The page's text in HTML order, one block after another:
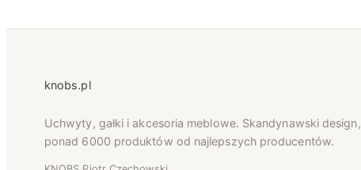
knobs.pl
Uchwyty, gałki i akcesoria meblowe. Skandynawski design,
ponad 6000 produktów od najlepszych producentów.